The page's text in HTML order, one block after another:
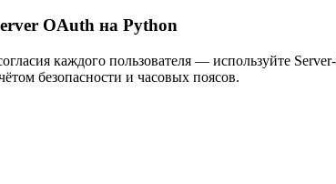
OAuth на Python
каждого пользователя — используйте
безопасности и часовых поясов.